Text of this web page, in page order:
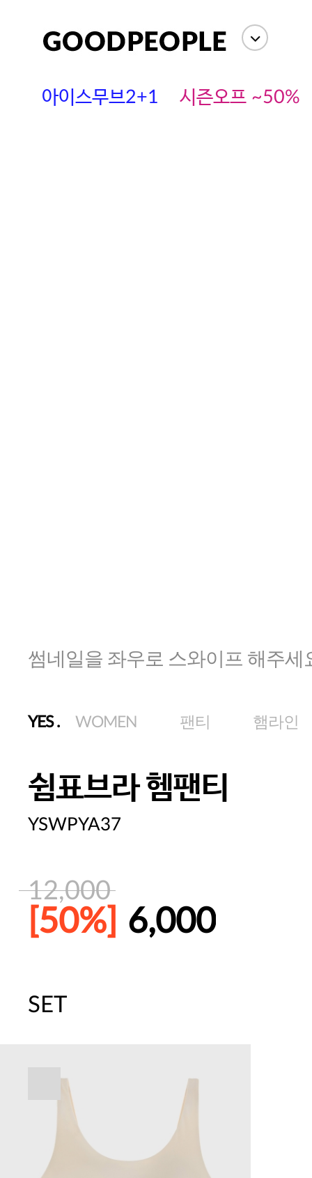
아이스무브2+1 시즌오프 ~50%
썸네일을 좌우로 스와이프 해주세
YES. WOMEN 팬티 햄라인
쉼표브라 헴팬티
YSWPYA37
12,000
[50%] 6,000
주말특가 20%(8.7~8.9)/5만원 이
[썸머블프] 2만원 할인 쿠폰(8.1~31)
SET